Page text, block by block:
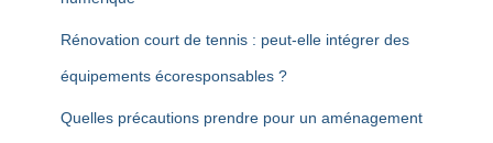
Rénovation court de tennis : peut-elle intégrer des
équipements écoresponsables ?
Quelles précautions prendre pour un aménagement